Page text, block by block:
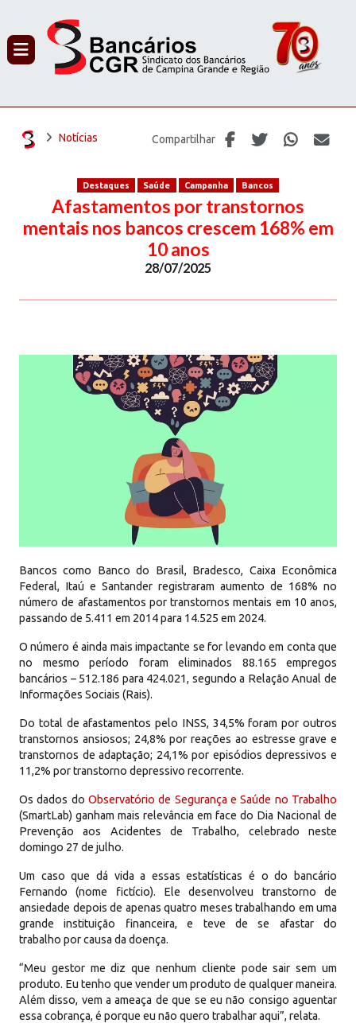
Notícias Compartilhar
Destaques Saúde Campanha Bancos
Afastamentos por transtornos
mentais nos bancos crescem 168% em
10 anos
28/07/2025
Bancos como Banco do Brasil, Bradesco, Caixa Econômica
Federal, Itaú e Santander registraram aumento de 168% no
número de afastamentos por transtornos mentais em 10 anos,
passando de 5.411 em 2014 para 14.525 em 2024.
O número é ainda mais impactante se for levando em conta que
no mesmo período foram eliminados 88.165 empregos
bancários – 512.186 para 424.021, segundo a Relação Anual de
Informações Sociais (Rais).
Do total de afastamentos pelo INSS, 34,5% foram por outros
transtornos ansiosos; 24,8% por reações ao estresse grave e
transtornos de adaptação; 24,1% por episódios depressivos e
11,2% por transtorno depressivo recorrente.
Os dados do Observatório de Segurança e Saúde no Trabalho
(SmartLab) ganham mais relevância em face do Dia Nacional de
Prevenção aos Acidentes de Trabalho, celebrado neste
domingo 27 de julho.
Um caso que dá vida a essas estatísticas é o do bancário
Fernando (nome fictício). Ele desenvolveu transtorno de
ansiedade depois de apenas quatro meses trabalhando em uma
grande instituição financeira, e teve de se afastar do
trabalho por causa da doença.
“Meu gestor me diz que nenhum cliente pode sair sem um
produto. Eu tenho que vender um produto de qualquer maneira.
Além disso, vem a ameaça de que se eu não consigo aguentar
essa cobrança, é porque eu não quero trabalhar aqui”, relata.